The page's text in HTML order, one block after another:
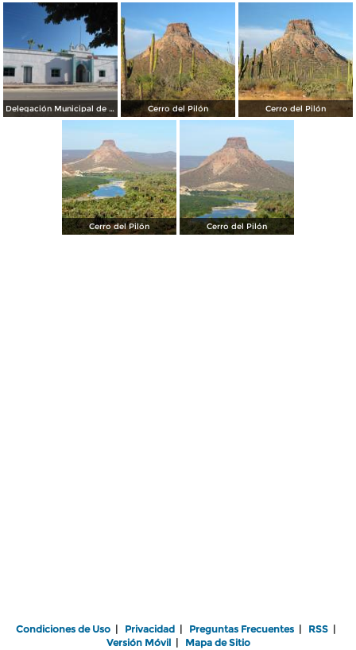
Delegación Municipal de La Purísima Cerro del Pilón Cerro del Pilón
Cerro del Pilón Cerro del Pilón
Condiciones de Uso | Privacidad | Preguntas Frecuentes | RSS |
Versión Móvil| Mapa de Sitio